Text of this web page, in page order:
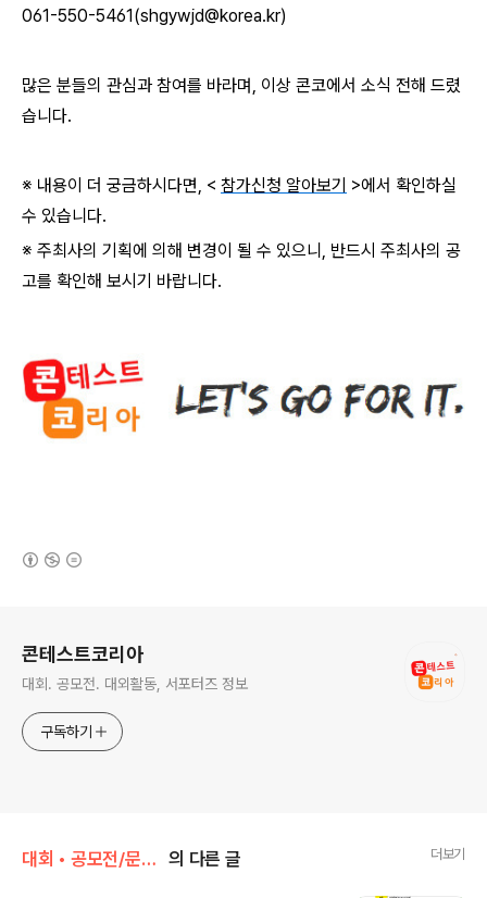
061-550-5461(shgywjd@korea.kr)
많은 분들의 관심과 참여를 바라며, 이상 콘코에서 소식 전해 드렸
습니다.
※ 내용이 더 궁금하시다면, < 참가신청 알아보기 >에서 확인하실
수 있습니다.
※ 주최사의 기획에 의해 변경이 될 수 있으니, 반드시 주최사의 공
고를 확인해 보시기 바랍니다.
콘테스트코리아
대회. 공모전. 대외활동, 서포터즈 정보
구독하기
대회 • 공모전/문학 • 문예 • 네이밍 • 슬로건 의 다른 글 더보기